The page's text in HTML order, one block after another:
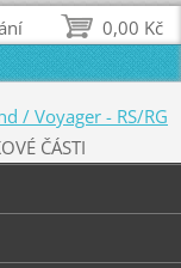
/ Voyager - RS/RG
ČÁSTI
0,00 Kč